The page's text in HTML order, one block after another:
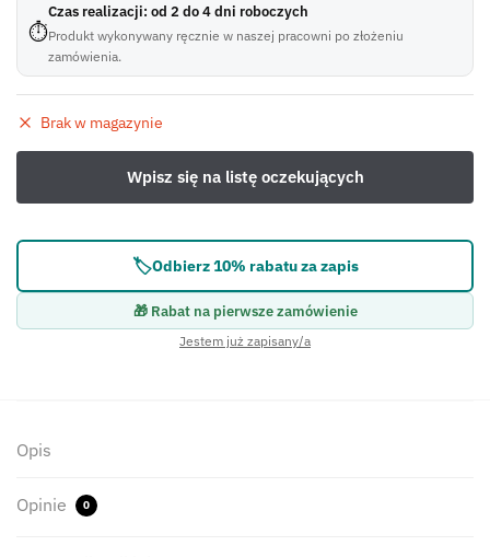
⏱
Czas realizacji: od 2 do 4 dni roboczych
Produkt wykonywany ręcznie w naszej pracowni po złożeniu
zamówienia.
Brak w magazynie
🏷️Odbierz 10% rabatu za zapis
🎁 Rabat na pierwsze zamówienie
Jestem już zapisany/a
Opis
Opinie 0